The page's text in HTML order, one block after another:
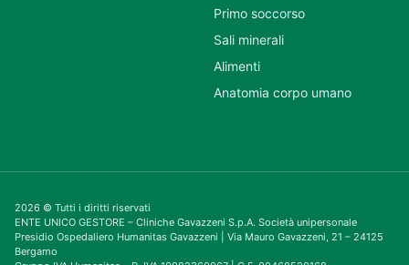
Primo soccorso
Sali minerali
Alimenti
Anatomia corpo umano
2026 © Tutti i diritti riservati
ENTE UNICO GESTORE – Cliniche Gavazzeni S.p.A. Società unipersonale
Presidio Ospedaliero Humanitas Gavazzeni | Via Mauro Gavazzeni, 21 – 24125
Bergamo